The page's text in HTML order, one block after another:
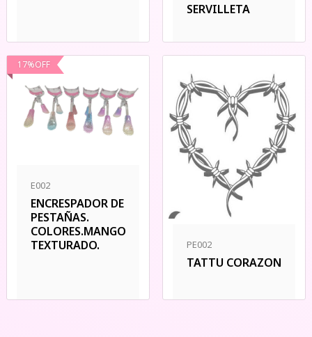
SERVILLETA
17%OFF
E002
ENCRESPADOR DE
PESTAÑAS.
COLORES.MANGO
TEXTURADO.
PE002
TATTU CORAZON